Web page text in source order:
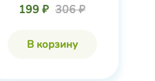
199 ₽ 306 ₽
В корзину